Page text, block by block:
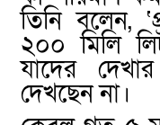
তিনি বলেন,
২০০ মিলি
যাদের
দেখছেন না।